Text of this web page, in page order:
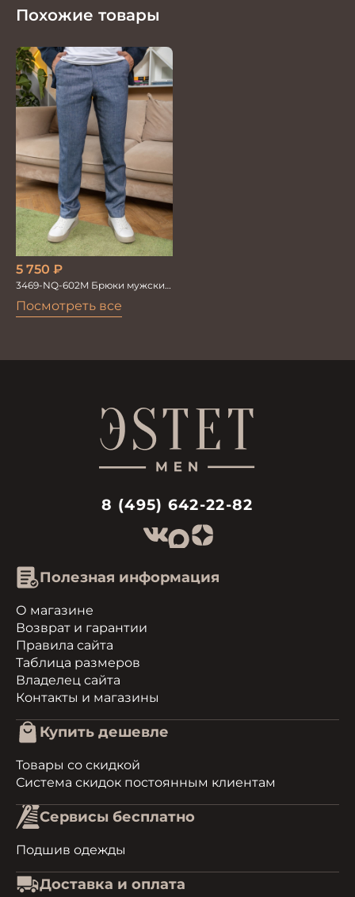
Похожие товары
Посмотреть все
5 750 ₽
3469-NQ-602M Брюки мужские
со льном
8 (495) 642-22-82
Полезная информация
О магазине
Возврат и гарантии
Правила сайта
Таблица размеров
Владелец сайта
Контакты и магазины
Купить дешевле
Товары со скидкой
Система скидок постоянным клиентам
Сервисы бесплатно
Подшив одежды
Доставка и оплата